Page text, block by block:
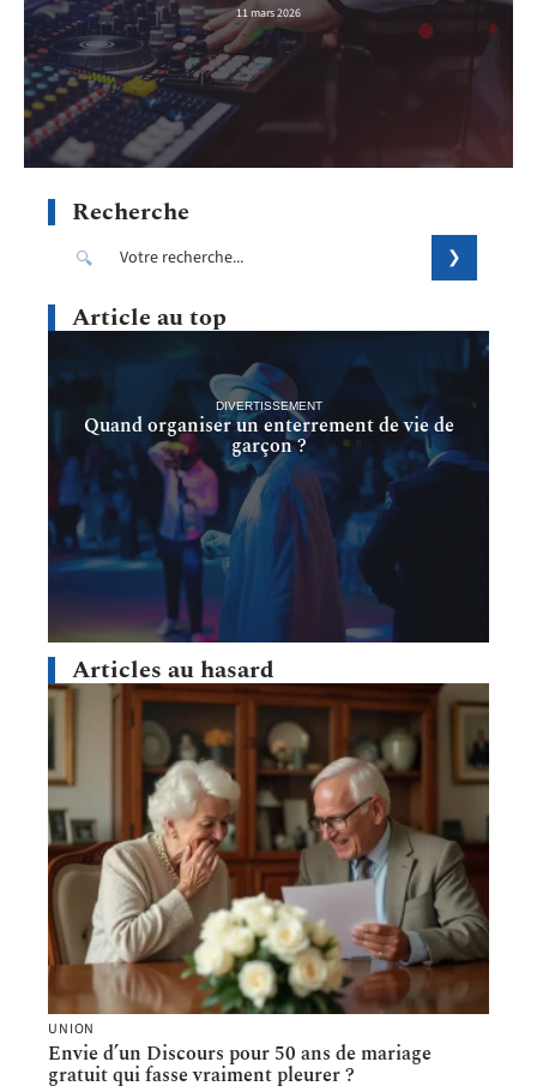
11 mars 2026
Recherche
Article au top
DIVERTISSEMENT
Quand organiser un enterrement de vie de
garçon ?
Articles au hasard
UNION
Envie d’un Discours pour 50 ans de mariage
gratuit qui fasse vraiment pleurer ?